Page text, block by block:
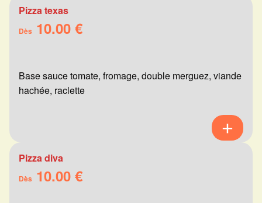
Pizza texas
Dès 10.00 €
Base sauce tomate, fromage, double merguez, viande
hachée, raclette
Pizza diva
Dès 10.00 €